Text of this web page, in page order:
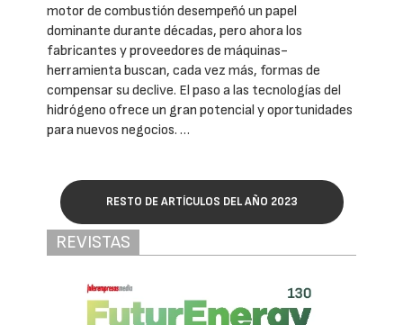
motor de combustión desempeñó un papel
dominante durante décadas, pero ahora los
fabricantes y proveedores de máquinas-
herramienta buscan, cada vez más, formas de
compensar su declive. El paso a las tecnologías del
hidrógeno ofrece un gran potencial y oportunidades
para nuevos negocios. …
RESTO DE ARTÍCULOS DEL AÑO 2023
REVISTAS